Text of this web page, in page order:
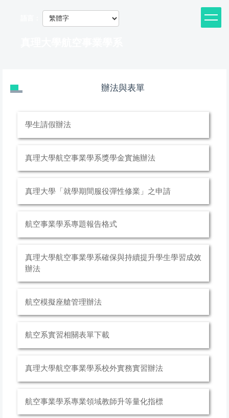
辦法與表單
學生請假辦法
真理大學航空事業學系獎學金實施辦法
真理大學「就學期間服役彈性修業」之申請
航空事業學系專題報告格式
真理大學航空事業學系確保與持續提升學生學習成效
辦法
航空模擬座艙管理辦法
航空系實習相關表單下載
真理大學航空事業學系校外實務實習辦法
航空事業學系專業領域教師升等量化指標